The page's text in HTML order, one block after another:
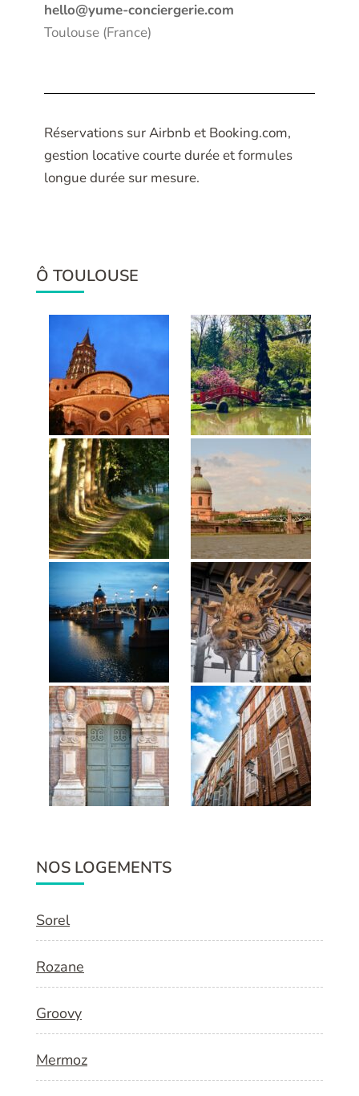
hello@yume-conciergerie.com
Toulouse (France)
Réservations sur Airbnb et Booking.com,
gestion locative courte durée et formules
longue durée sur mesure.
Ô TOULOUSE
NOS LOGEMENTS
Sorel
Rozane
Groovy
Mermoz